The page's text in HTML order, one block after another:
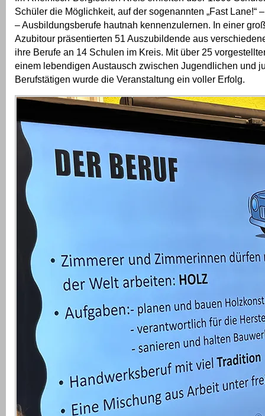
Schüler die Möglichkeit, auf der sogenannten „Fast Lane!“
– Ausbildungsberufe hautnah kennenzulernen. In einer
Azubitour präsentierten 51 Auszubildende aus
ihre Berufe an 14 Schulen im Kreis. Mit über 25
einem lebendigen Austausch zwischen Jugendlichen und
Berufstätigen wurde die Veranstaltung ein voller Erfolg.